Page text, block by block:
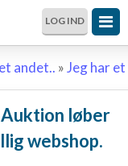
LOG IND
andet.. »Jeg har
løber
webshop.